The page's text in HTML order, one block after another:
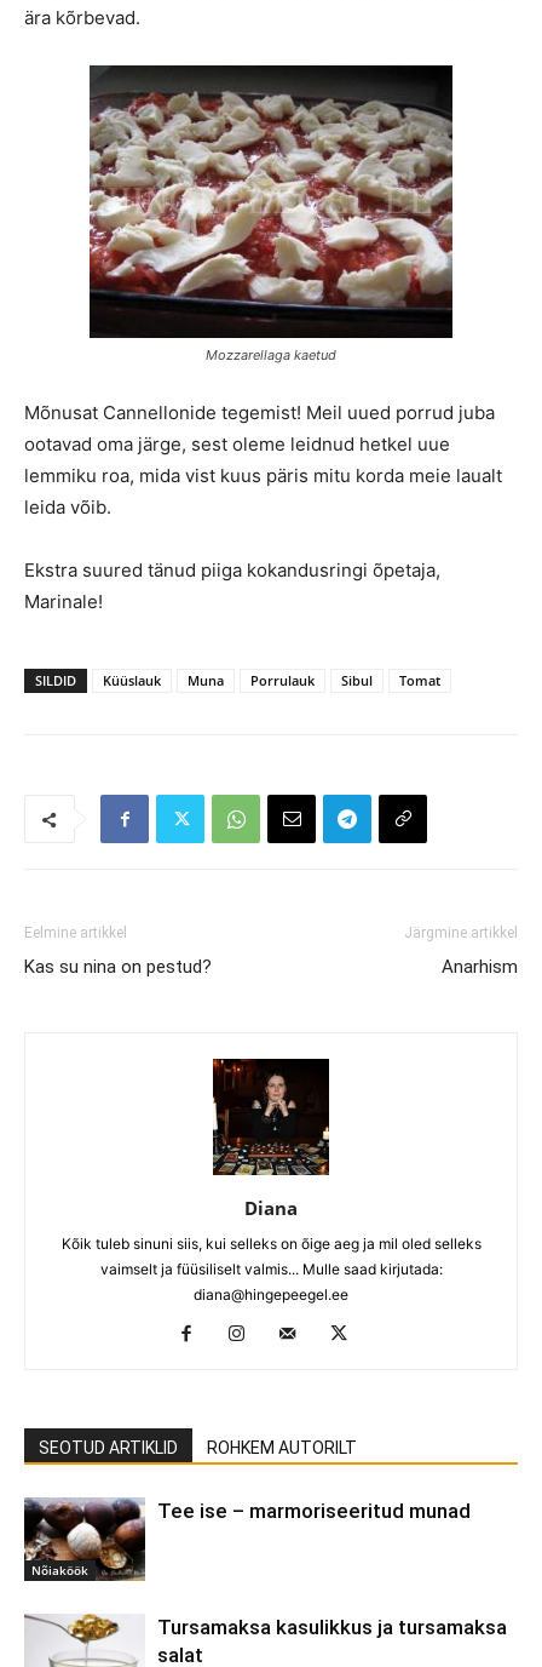
ära kõrbevad.
Mozzarellaga kaetud
Mõnusat Cannellonide tegemist! Meil uued porrud juba
ootavad oma järge, sest oleme leidnud hetkel uue
lemmiku roa, mida vist kuus päris mitu korda meie laualt
leida võib.
Ekstra suured tänud piiga kokandusringi õpetaja,
Marinale!
SILDID Küüslauk Muna Porrulauk Sibul Tomat
Eelmine artikkel
Kas su nina on pestud?
Järgmine artikkel
Anarhism
Diana
Kõik tuleb sinuni siis, kui selleks on õige aeg ja mil oled selleks
vaimselt ja füüsiliselt valmis... Mulle saad kirjutada:
diana@hingepeegel.ee
SEOTUD ARTIKLID ROHKEM AUTORILT
Nõiaköök
Tee ise – marmoriseeritud munad
Tursamaksa kasulikkus ja tursamaksa
salat